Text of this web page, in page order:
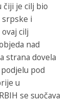
čiji je cilj bio
srpske i
cilj
nad
strana dovela
pod
u
se suočava